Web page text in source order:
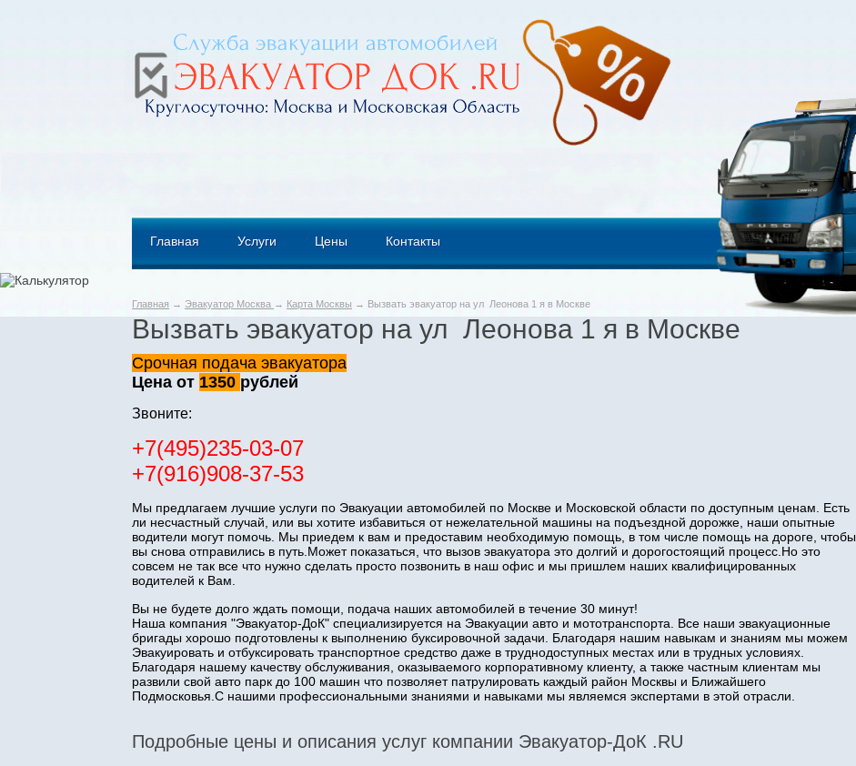
Главная Услуги Цены Контакты
Главная → Эвакуатор Москва → Карта Москвы → Вызвать эвакуатор на ул Леонова 1 я в Москве
Вызвать эвакуатор на ул Леонова 1 я в Москве
Срочная подача эвакуатора
Цена от 1350 рублей
Звоните:
+7(495)235-03-07
+7(916)908-37-53
Мы предлагаем лучшие услуги по Эвакуации автомобилей по Москве и Московской области по доступным ценам. Есть
ли несчастный случай, или вы хотите избавиться от нежелательной машины на подъездной дорожке, наши опытные
водители могут помочь. Мы приедем к вам и предоставим необходимую помощь, в том числе помощь на дороге, чтобы
вы снова отправились в путь.Может показаться, что вызов эвакуатора это долгий и дорогостоящий процесс.Но это
совсем не так все что нужно сделать просто позвонить в наш офис и мы пришлем наших квалифицированных
водителей к Вам.
Вы не будете долго ждать помощи, подача наших автомобилей в течение 30 минут!
Наша компания "Эвакуатор-ДоК" специализируется на Эвакуации авто и мототранспорта. Все наши эвакуационные
бригады хорошо подготовлены к выполнению буксировочной задачи. Благодаря нашим навыкам и знаниям мы можем
Эвакуировать и отбуксировать транспортное средство даже в труднодоступных местах или в трудных условиях.
Благодаря нашему качеству обслуживания, оказываемого корпоративному клиенту, а также частным клиентам мы
развили свой авто парк до 100 машин что позволяет патрулировать каждый район Москвы и Ближайшего
Подмосковья.С нашими профессиональными знаниями и навыками мы являемся экспертами в этой отрасли.
Подробные цены и описания услуг компании Эвакуатор-ДоК .RU